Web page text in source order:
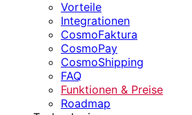
Vorteile
Integrationen
CosmoFaktura
CosmoPay
CosmoShipping
FAQ
Funktionen & Preise
Roadmap